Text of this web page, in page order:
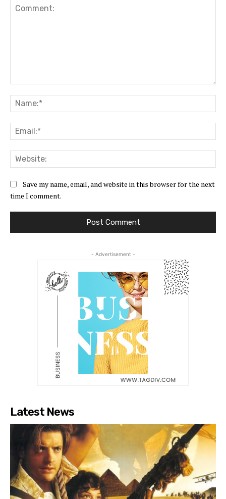
Save my name, email, and website in this browser for the next
time I comment.
- Advertisement -
Latest News